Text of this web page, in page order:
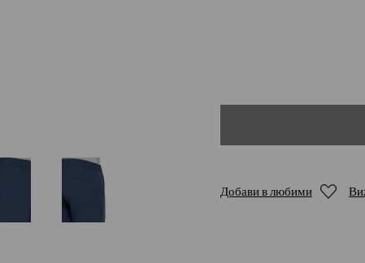
Добави в любими